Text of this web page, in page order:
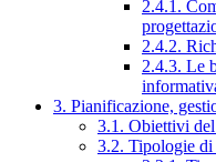
2.4.1.
2.4.2.
2.4.3. Le
3. Pianificazione,
3.1. Obiettivi
3.2. Tipologie di